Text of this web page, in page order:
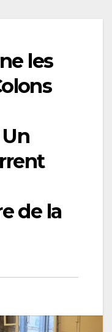
les
de la